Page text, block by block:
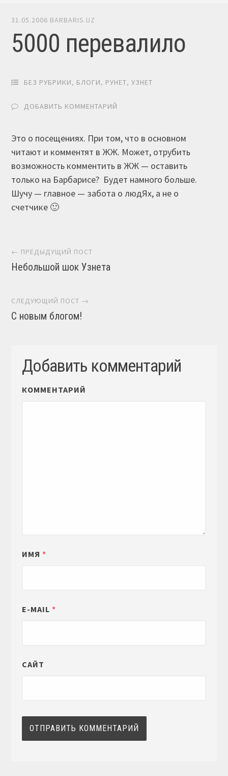
31.05.2006 BARBARIS.UZ
5000 перевалило
БЕЗ РУБРИКИ, БЛОГИ, РУНЕТ,УЗНЕТ
ДОБАВИТЬ КОММЕНТАРИЙ
Это о посещениях. При том, что в основном
читают и комментят в ЖЖ. Может, отрубить
возможность комментить в ЖЖ — оставить
только на Барбарисе? Будет намного больше.
Шучу — главное — забота о людЯх, а не о
счетчике 🙂
Навигация постов
← ПРЕДЫДУЩИЙ ПОСТ
Небольшой шок Узнета
СЛЕДУЮЩИЙ ПОСТ →
С новым блогом!
Добавить комментарий
КОММЕНТАРИЙ
ИМЯ *
E-MAIL *
САЙТ